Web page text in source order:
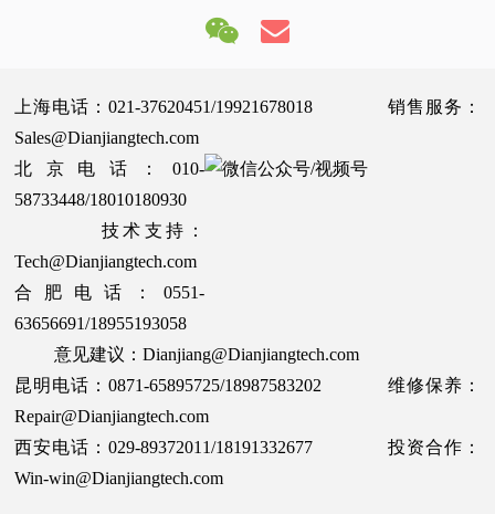
上海电话：021-37620451/19921678018 销售服务：
Sales@Dianjiangtech.com
北京电话：010-
58733448/18010180930
技术支持：
Tech@Dianjiangtech.com
合肥电话：0551-
63656691/18955193058
意见建议：Dianjiang@Dianjiangtech.com
昆明电话：0871-65895725/18987583202 维修保养：
Repair@Dianjiangtech.com
西安电话：029-89372011/18191332677 投资合作：
Win-win@Dianjiangtech.com